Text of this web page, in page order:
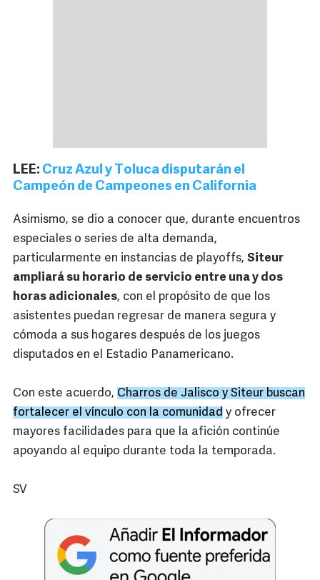
LEE: Cruz Azul y Toluca disputarán el
Campeón de Campeones en California
Asimismo, se dio a conocer que, durante encuentros
especiales o series de alta demanda,
particularmente en instancias de playoffs, Siteur
ampliará su horario de servicio entre una y dos
horas adicionales, con el propósito de que los
asistentes puedan regresar de manera segura y
cómoda a sus hogares después de los juegos
disputados en el Estadio Panamericano.
Con este acuerdo, Charros de Jalisco y Siteur buscan
fortalecer el vínculo con la comunidad y ofrecer
mayores facilidades para que la afición continúe
apoyando al equipo durante toda la temporada.
SV